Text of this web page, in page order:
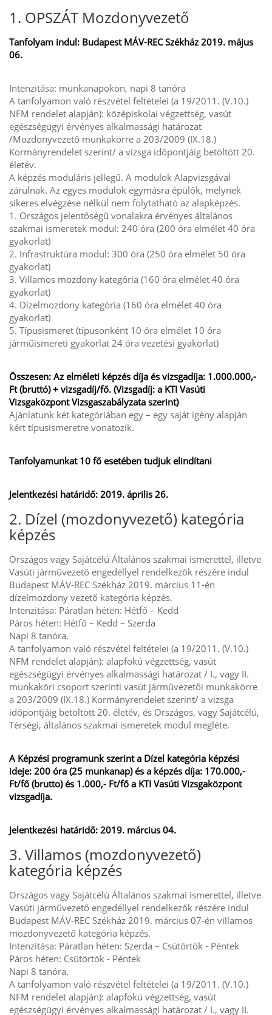
1. OPSZÁT Mozdonyvezető
Tanfolyam indul: Budapest MÁV-REC Székház 2019. május
06.
Intenzitása: munkanapokon, napi 8 tanóra
A tanfolyamon való részvétel feltételei (a 19/2011. (V.10.)
NFM rendelet alapján): középiskolai végzettség, vasút
egészségügyi érvényes alkalmassági határozat
/Mozdonyvezető munkakörre a 203/2009 (IX.18.)
Kormányrendelet szerint/ a vizsga időpontjáig betöltött 20.
életév.
A képzés moduláris jellegű. A modulok Alapvizsgával
zárulnak. Az egyes modulok egymásra épülők, melynek
sikeres elvégzése nélkül nem folytatható az alapképzés.
1. Országos jelentőségű vonalakra érvényes általános
szakmai ismeretek modul: 240 óra (200 óra elmélet 40 óra
gyakorlat)
2. Infrastruktúra modul: 300 óra (250 óra elmélet 50 óra
gyakorlat)
3. Villamos mozdony kategória (160 óra elmélet 40 óra
gyakorlat)
4. Dízelmozdony kategória (160 óra elmélet 40 óra
gyakorlat)
5. Típusismeret (típusonként 10 óra elmélet 10 óra
járműismereti gyakorlat 24 óra vezetési gyakorlat)
Összesen: Az elméleti képzés díja és vizsgadíja: 1.000.000,-
Ft (bruttó) + vizsgadíj/fő. (Vizsgadíj: a KTI Vasúti
Vizsgaközpont Vizsgaszabályzata szerint)
Ajánlatunk két kategóriában egy – egy saját igény alapján
kért típusismeretre vonatozik.
Tanfolyamunkat 10 fő esetében tudjuk elindítani
Jelentkezési határidő: 2019. április 26.
2. Dízel (mozdonyvezető) kategória
képzés
Országos vagy Sajátcélú Általános szakmai ismerettel, illetve
Vasúti járművezető engedéllyel rendelkezők részére indul
Budapest MÁV-REC Székház 2019. március 11-én
dízelmozdony vezető kategória képzés.
Intenzitása: Páratlan héten: Hétfő – Kedd
Páros héten: Hétfő – Kedd – Szerda
Napi 8 tanóra.
A tanfolyamon való részvétel feltételei (a 19/2011. (V.10.)
NFM rendelet alapján): alapfokú végzettség, vasút
egészségügyi érvényes alkalmassági határozat / I., vagy II.
munkaköri csoport szerinti vasút járművezetői munkakörre
a 203/2009 (IX.18.) Kormányrendelet szerint/ a vizsga
időpontjáig betöltött 20. életév, és Országos, vagy Sajátcélú,
Térségi, általános szakmai ismeretek modul megléte.
A Képzési programunk szerint a Dízel kategória képzési
ideje: 200 óra (25 munkanap) és a képzés díja: 170.000,-
Ft/fő (brutto) és 1.000,- Ft/fő a KTI Vasúti Vizsgaközpont
vizsgadíja.
Jelentkezési határidő: 2019. március 04.
3. Villamos (mozdonyvezető)
kategória képzés
Országos vagy Sajátcélú Általános szakmai ismerettel, illetve
Vasúti járművezető engedéllyel rendelkezők részére indul
Budapest MÁV-REC Székház 2019. március 07-én villamos
mozdonyvezető kategória képzés.
Intenzitása: Páratlan héten: Szerda – Csütörtök - Péntek
Páros héten: Csütörtök - Péntek
Napi 8 tanóra.
A tanfolyamon való részvétel feltételei (a 19/2011. (V.10.)
NFM rendelet alapján): alapfokú végzettség, vasút
egészségügyi érvényes alkalmassági határozat / I., vagy II.